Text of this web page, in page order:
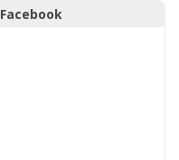
Facebook